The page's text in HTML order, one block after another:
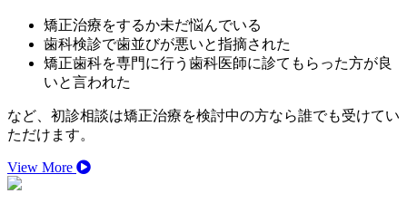
矯正治療をするか未だ悩んでいる
歯科検診で歯並びが悪いと指摘された
矯正歯科を専門に行う歯科医師に診てもらった方が良
いと言われた
など、初診相談は矯正治療を検討中の方なら誰でも受けてい
ただけます。
View More